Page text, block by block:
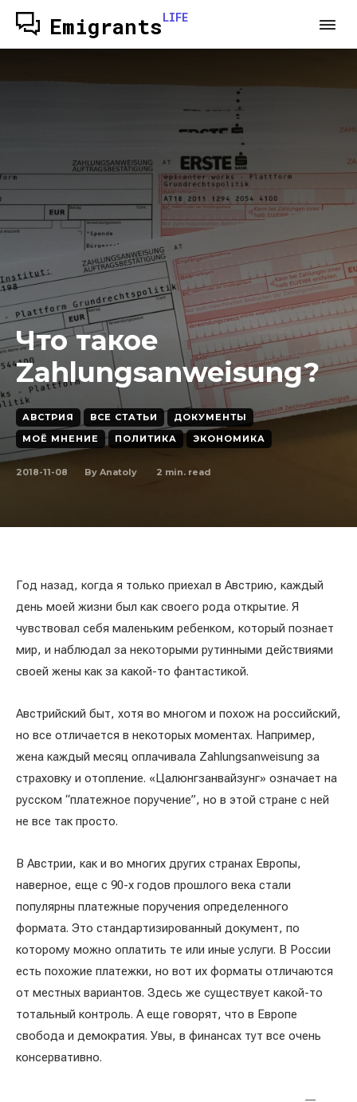
EmigrantsLIFE
Что такое
Zahlungsanweisung?
АВСТРИЯ ВСЕ СТАТЬИ
ДОКУМЕНТЫ
МОЁ МНЕНИЕ
ПОЛИТИКА ЭКОНОМИКА
2018-11-08 By Anatoly 2 min. read
Год назад, когда я только приехал в Австрию, каждый
день моей жизни был как своего рода открытие. Я
чувствовал себя маленьким ребенком, который познает
мир, и наблюдал за некоторыми рутинными действиями
своей жены как за какой-то фантастикой.
Австрийский быт, хотя во многом и похож на российский,
но все отличается в некоторых моментах. Например,
жена каждый месяц оплачивала Zahlungsanweisung за
страховку и отопление. «Цалюнгзанвайзунг» означает на
русском “платежное поручение”, но в этой стране с ней
не все так просто.
В Австрии, как и во многих других странах Европы,
наверное, еще с 90-х годов прошлого века стали
популярны платежные поручения определенного
формата. Это стандартизированный документ, по
которому можно оплатить те или иные услуги. В России
есть похожие платежки, но вот их форматы отличаются
от местных вариантов. Здесь же существует какой-то
тотальный контроль. А еще говорят, что в Европе
свобода и демократия. Увы, в финансах тут все очень
консервативно.